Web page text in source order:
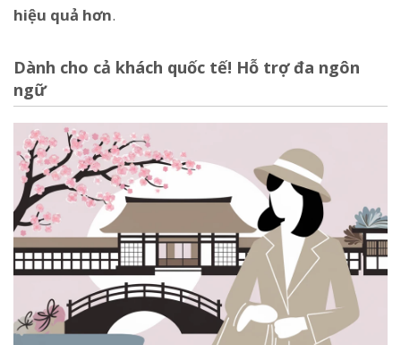
hiệu quả hơn.
Dành cho cả khách quốc tế! Hỗ trợ đa ngôn
ngữ